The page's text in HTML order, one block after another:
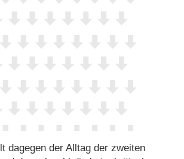
dagegen der Alltag der zweiten